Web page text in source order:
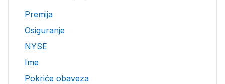
Premija
Osiguranje
NYSE
Ime
Pokriće obaveza